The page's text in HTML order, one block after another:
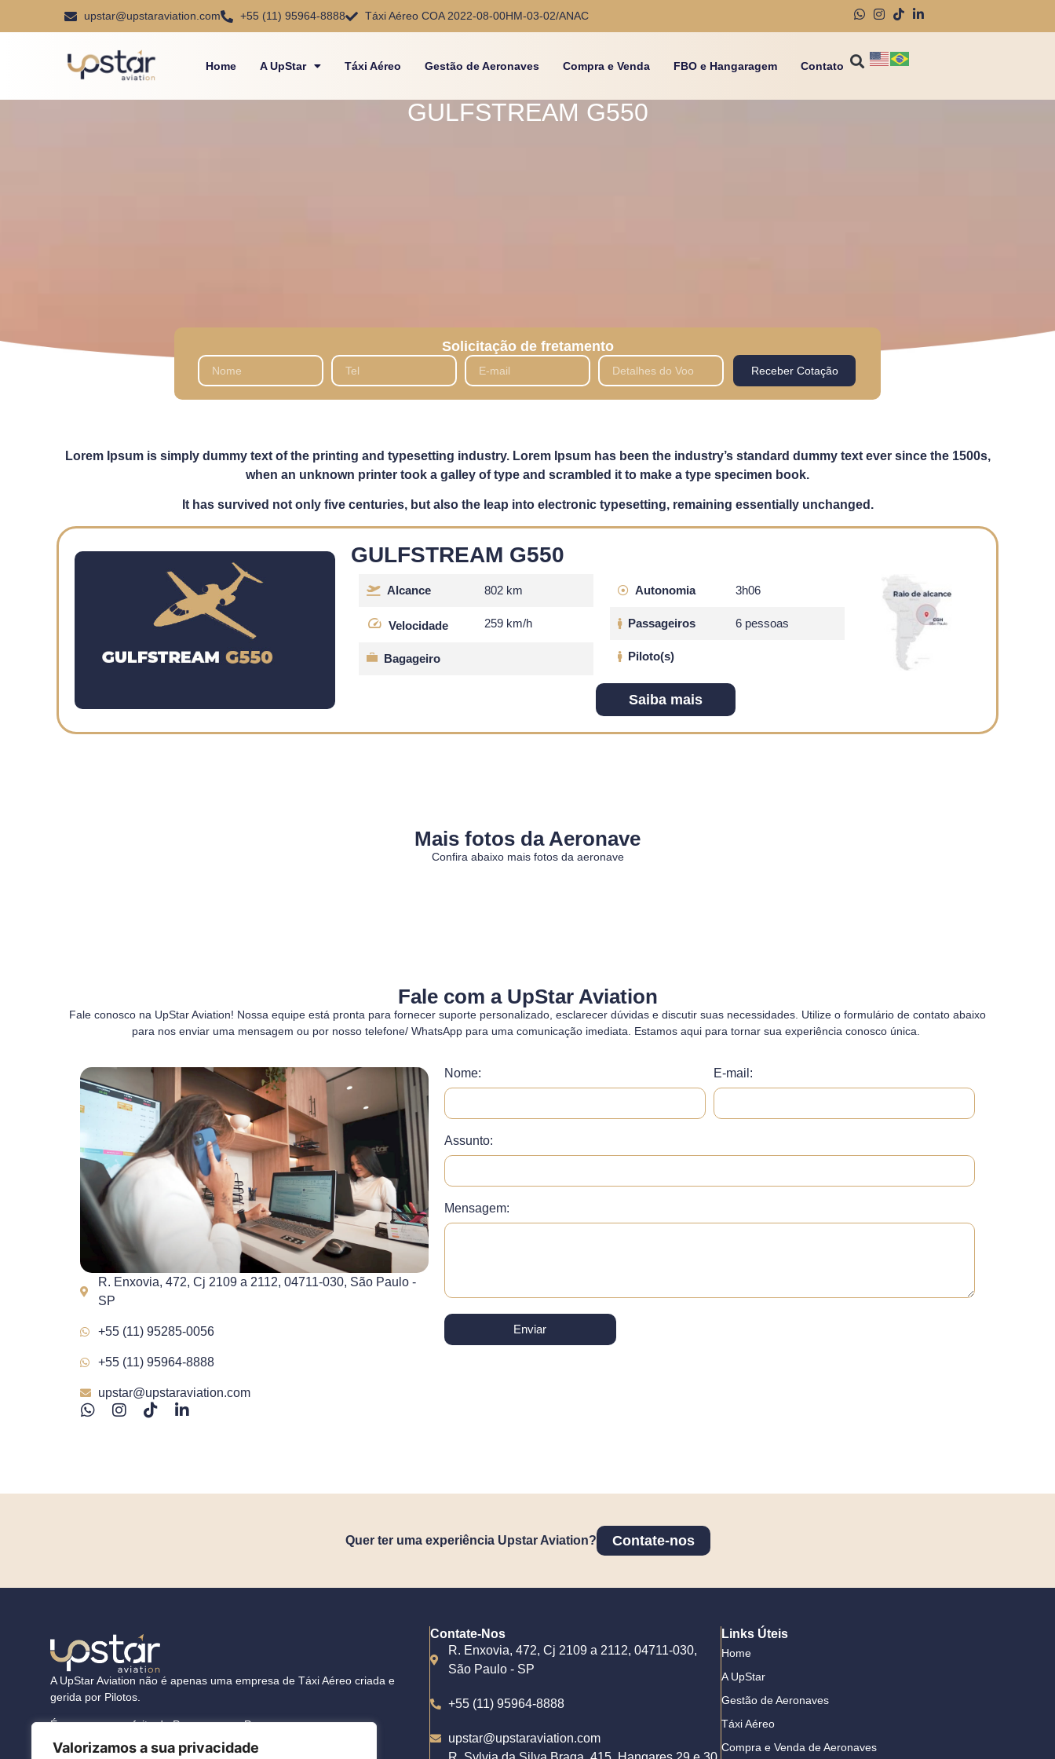
Valorizamos a sua privacidade
upstar@upstaraviation.com +55 (11) 95964-8888 Táxi Aéreo COA 2022-08-00HM-03-02/ANAC
Home A UpStar Táxi Aéreo Gestão de Aeronaves Compra e Venda FBO e Hangaragem Contato
GULFSTREAM G550
Solicitação de fretamento
Receber Cotação
Lorem Ipsum is simply dummy text of the printing and typesetting industry. Lorem Ipsum has been the industry’s standard dummy text ever since the 1500s,
when an unknown printer took a galley of type and scrambled it to make a type specimen book.
It has survived not only five centuries, but also the leap into electronic typesetting, remaining essentially unchanged.
GULFSTREAM G550
Alcance 802 km
Velocidade 259 km/h
Bagageiro
Autonomia 3h06
Passageiros 6 pessoas
Piloto(s)
Saiba mais
Mais fotos da Aeronave
Confira abaixo mais fotos da aeronave
Fale com a UpStar Aviation
Fale conosco na UpStar Aviation! Nossa equipe está pronta para fornecer suporte personalizado, esclarecer dúvidas e discutir suas necessidades. Utilize o formulário de contato abaixo
para nos enviar uma mensagem ou por nosso telefone/ WhatsApp para uma comunicação imediata. Estamos aqui para tornar sua experiência conosco única.
R. Enxovia, 472, Cj 2109 a 2112, 04711-030, São Paulo -
SP
+55 (11) 95285-0056
+55 (11) 95964-8888
upstar@upstaraviation.com
Nome: E-mail:
Assunto:
Mensagem:
Enviar
Quer ter uma experiência Upstar Aviation? Contate-nos
A UpStar Aviation não é apenas uma empresa de Táxi Aéreo criada e
gerida por Pilotos.
É uma empresa feita de Pessoas para Pessoas.
De Pessoas para Pessoas que têm uma história da qual o voo, a
Contate-Nos
R. Enxovia, 472, Cj 2109 a 2112, 04711-030,
São Paulo - SP
+55 (11) 95964-8888
upstar@upstaraviation.com
Links Úteis
Home
A UpStar
Gestão de Aeronaves
Táxi Aéreo
Compra e Venda de Aeronaves